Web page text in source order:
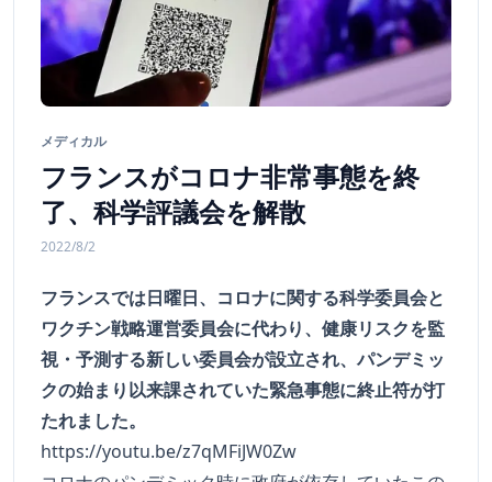
メディカル
フランスがコロナ非常事態を終
了、科学評議会を解散
2022/8/2
フランスでは日曜日、コロナに関する科学委員会と
ワクチン戦略運営委員会に代わり、健康リスクを監
視・予測する新しい委員会が設立され、パンデミッ
クの始まり以来課されていた緊急事態に終止符が打
たれました。
https://youtu.be/z7qMFiJW0Zw